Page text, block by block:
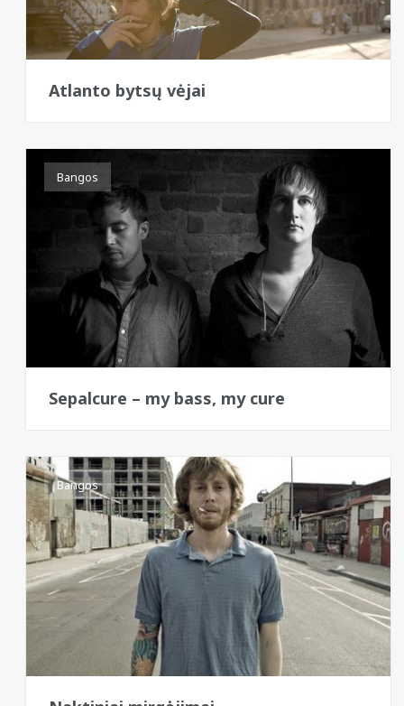
Atlanto bytsų vėjai
Bangos
Sepalcure – my bass, my cure
Bangos